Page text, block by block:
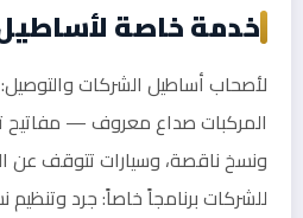
خدمة خاصة
لأصحاب أساطيل الشركات
المركبات صداع معروف — مفاتيح
ونسخ ناقصة، وسيارات تتوقف عن
للشركات برنامجاً خاصاً: جرد وتنظيم